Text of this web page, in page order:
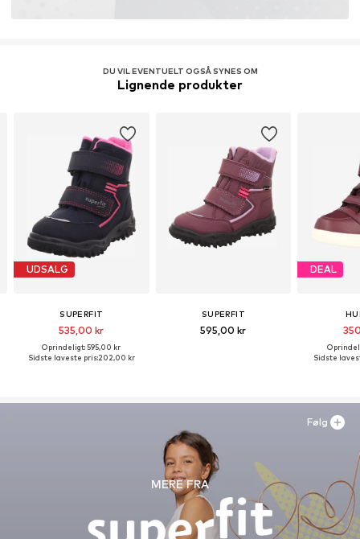
DU VIL EVENTUELT OGSÅ SYNES OM
Lignende produkter
UDSALG
SUPERFIT
535,00 kr
Oprindeligt: 595,00 kr
Sidste laveste pris:202,00 kr
SUPERFIT
595,00 kr
DEAL
Sidste
MERE FRA
Følg